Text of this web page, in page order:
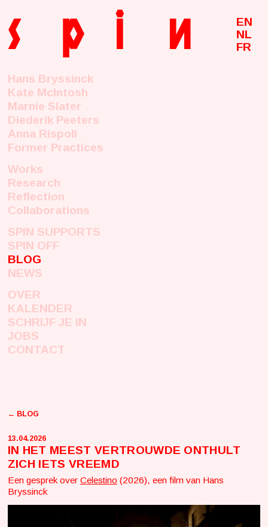
s p i n
Hans Bryssinck
Kate McIntosh
Marnie Slater
Diederik Peeters
Anna Rispoli
Former Practices
Works
Research
Reflection
Collaborations
SPIN SUPPORTS
SPIN OFF
BLOG
NEWS
OVER
KALENDER
SCHRIJF JE IN
JOBS
CONTACT
EN
NL
FR
← BLOG
13.04.2026
IN HET MEEST VERTROUWDE ONTHULT
ZICH IETS VREEMD
Een gesprek over Celestino (2026), een film van Hans
Bryssinck